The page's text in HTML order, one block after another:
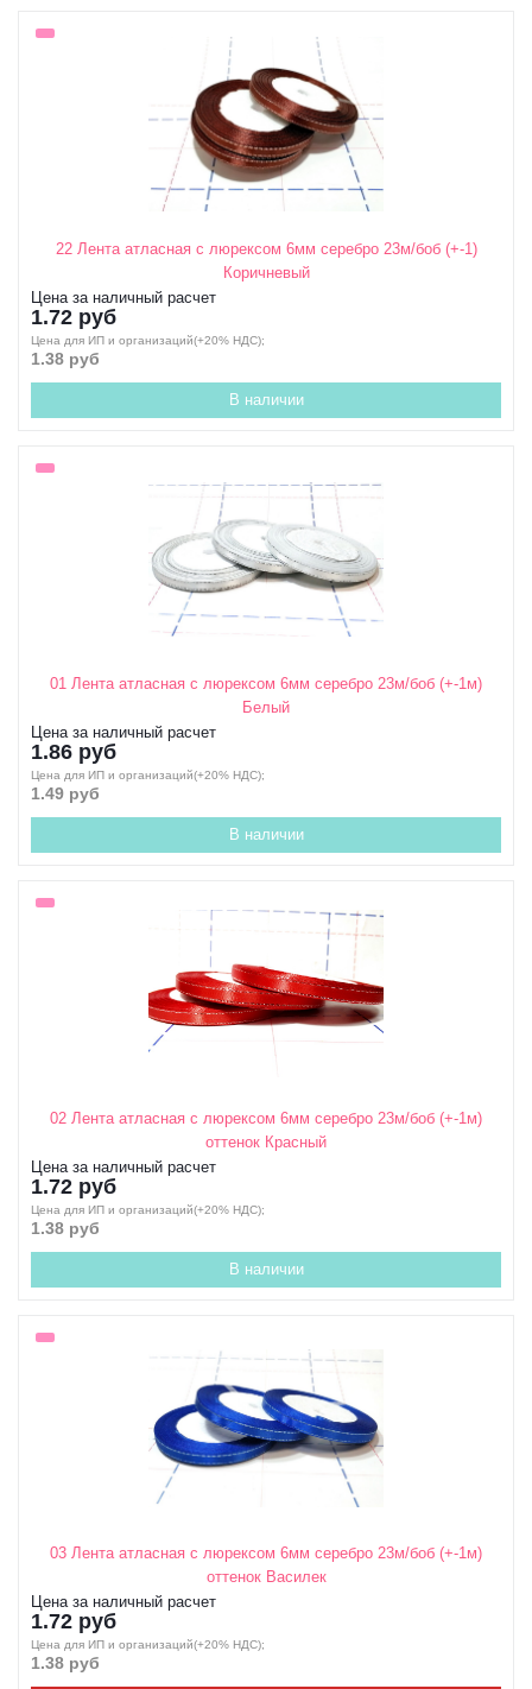
22 Лента атласная с люрексом 6мм серебро 23м/боб (+-1)
Коричневый
Цена за наличный расчет
1.72 руб
Цена для ИП и организаций(+20% НДС);
1.38 руб
В наличии
01 Лента атласная с люрексом 6мм серебро 23м/боб (+-1м)
Белый
Цена за наличный расчет
1.86 руб
Цена для ИП и организаций(+20% НДС);
1.49 руб
В наличии
02 Лента атласная с люрексом 6мм серебро 23м/боб (+-1м)
оттенок Красный
Цена за наличный расчет
1.72 руб
Цена для ИП и организаций(+20% НДС);
1.38 руб
В наличии
03 Лента атласная с люрексом 6мм серебро 23м/боб (+-1м)
оттенок Василек
Цена за наличный расчет
1.72 руб
Цена для ИП и организаций(+20% НДС);
1.38 руб